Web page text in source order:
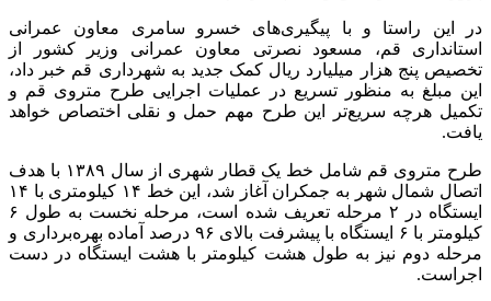
در این راستا و با پیگیری‌های خسرو سامری معاون عمرانی
استانداری قم، مسعود نصرتی معاون عمرانی وزیر کشور از
تخصیص پنج هزار میلیارد ریال کمک جدید به شهرداری قم خبر داد،
این مبلغ به منظور تسریع در عملیات اجرایی طرح متروی قم و
تکمیل هرچه سریع‌تر این طرح مهم حمل و نقلی اختصاص خواهد
یافت.
طرح متروی قم شامل خط یک قطار شهری از سال ۱۳۸۹ با هدف
اتصال شمال شهر به جمکران آغاز شد، این خط ۱۴ کیلومتری با ۱۴
ایستگاه در ۲ مرحله تعریف شده است، مرحله نخست به طول ۶
کیلومتر با ۶ ایستگاه با پیشرفت بالای ۹۶ درصد آماده بهره‌برداری و
مرحله دوم نیز به طول هشت کیلومتر با هشت ایستگاه در دست
اجراست.